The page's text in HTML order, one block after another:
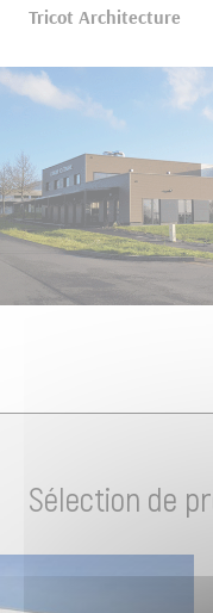
Tricot Architecture
Sélection de